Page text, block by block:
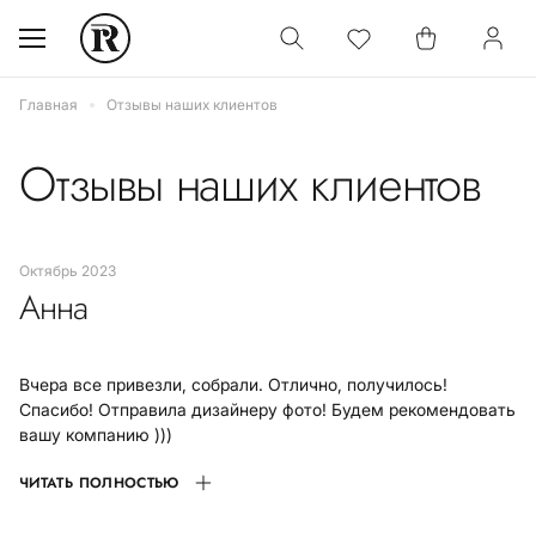
Главная Отзывы наших клиентов
Отзывы наших клиентов
октябрь 2023
Анна
Вчера все привезли, собрали. Отлично, получилось!
Спасибо! Отправила дизайнеру фото! Будем рекомендовать
вашу компанию )))
ЧИТАТЬ ПОЛНОСТЬЮ